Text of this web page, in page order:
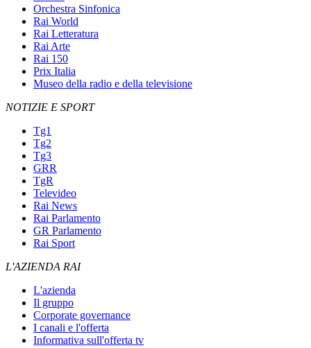
Orchestra Sinfonica
Rai World
Rai Letteratura
Rai Arte
Rai 150
Prix Italia
Museo della radio e della televisione
NOTIZIE E SPORT
Tg1
Tg2
Tg3
GRR
TgR
Televideo
Rai News
Rai Parlamento
GR Parlamento
Rai Sport
L'AZIENDA RAI
L'azienda
Il gruppo
Corporate governance
I canali e l'offerta
Informativa sull'offerta tv